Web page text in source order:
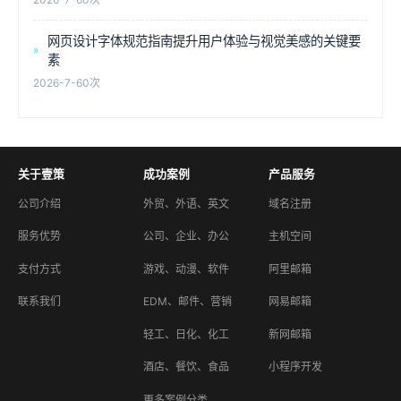
网页设计字体规范指南提升用户体验与视觉美感的关键要
素
2026-7-60次
关于壹策
公司介绍
服务优势
支付方式
联系我们
成功案例
外贸、外语、英文
公司、企业、办公
游戏、动漫、软件
EDM、邮件、营销
轻工、日化、化工
酒店、餐饮、食品
产品服务
域名注册
主机空间
阿里邮箱
网易邮箱
新网邮箱
小程序开发